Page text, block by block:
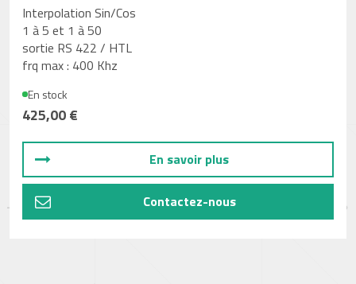
Interpolation Sin/Cos
1 à 5 et 1 à 50
sortie RS 422 / HTL
frq max : 400 Khz
En stock
425,00 €
En savoir plus
Contactez-nous